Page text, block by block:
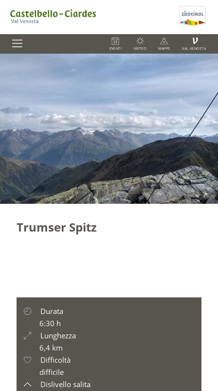
EVENTI METEO MAPPS
V
VAL VENOSTA
Trumser Spitz
Durata
6:30 h
Lunghezza
6,4 km
Difficoltà
difficile
Dislivello salita